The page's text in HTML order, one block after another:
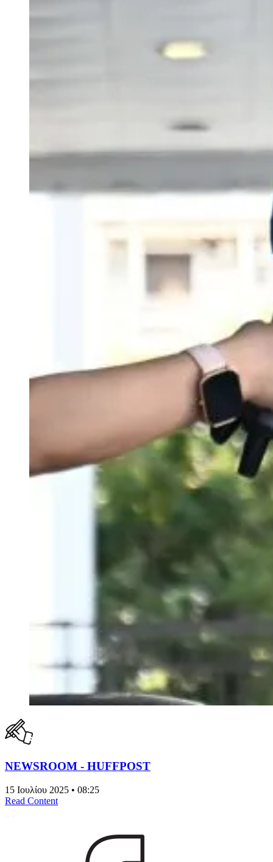
NEWSROOM - HUFFPOST
15 Ιουλίου 2025 • 08:25
Read Content